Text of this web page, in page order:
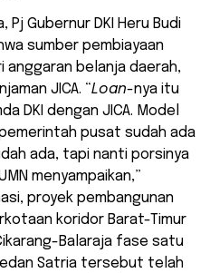
Gubernur DKI Heru Budi
sumber pembiayaan
belanja daerah,
JICA. “Loan-nya itu
DKI dengan JICA. Model
pusat sudah ada
ada, tapi nanti porsinya
menyampaikan,”
proyek pembangunan
koridor Barat-Timur
Balaraja fase satu
Satria tersebut telah